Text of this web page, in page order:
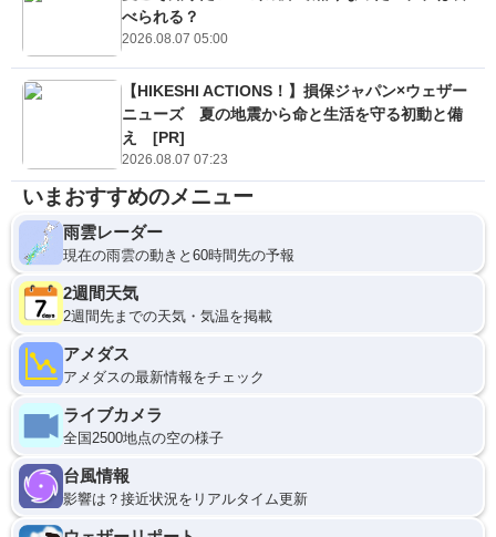
べられる？
2026.08.07 05:00
【HIKESHI ACTIONS！】損保ジャパン×ウェザー
ニューズ 夏の地震から命と生活を守る初動と備
え [PR]
2026.08.07 07:23
いまおすすめのメニュー
雨雲レーダー
現在の雨雲の動きと60時間先の予報
2週間天気
2週間先までの天気・気温を掲載
アメダス
アメダスの最新情報をチェック
ライブカメラ
全国2500地点の空の様子
台風情報
影響は？接近状況をリアルタイム更新